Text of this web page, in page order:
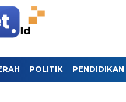
POLITIK PENDIDIKAN